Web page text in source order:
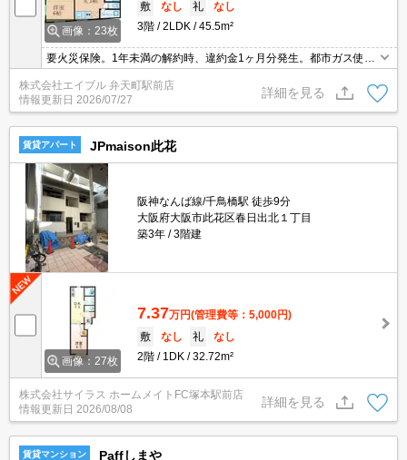
画像：23枚
敷 なし 礼
なし
3階
2LDK 45.5m²
要火災保険。1年未満の解約時、違約金1ヶ月分発生。都市ガス使
円/月。
株式会社エイブル 弁天町駅前店
情報更新日 2026/07/27
詳細を見る
賃貸アパート JPmaison此花
阪神なんば線/千鳥橋駅 徒歩9分
大阪府大阪市此花区春日出北１丁目
築3年
3階建
画像：27枚
7.37万円(管理費等：5,000円)
敷
なし 礼
なし
2階
1DK 32.72m²
株式会社サイラス ホームメイトFC塚本駅前店
情報更新日 2026/08/08
詳細を見る
賃貸マンション Paffしまや